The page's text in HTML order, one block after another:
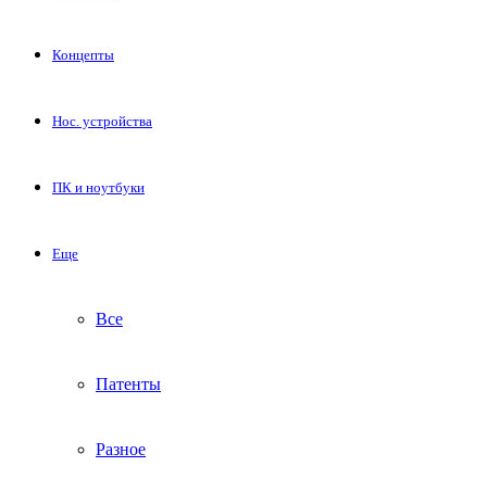
Концепты
Нос. устройства
ПК и ноутбуки
Еще
Все
Патенты
Разное